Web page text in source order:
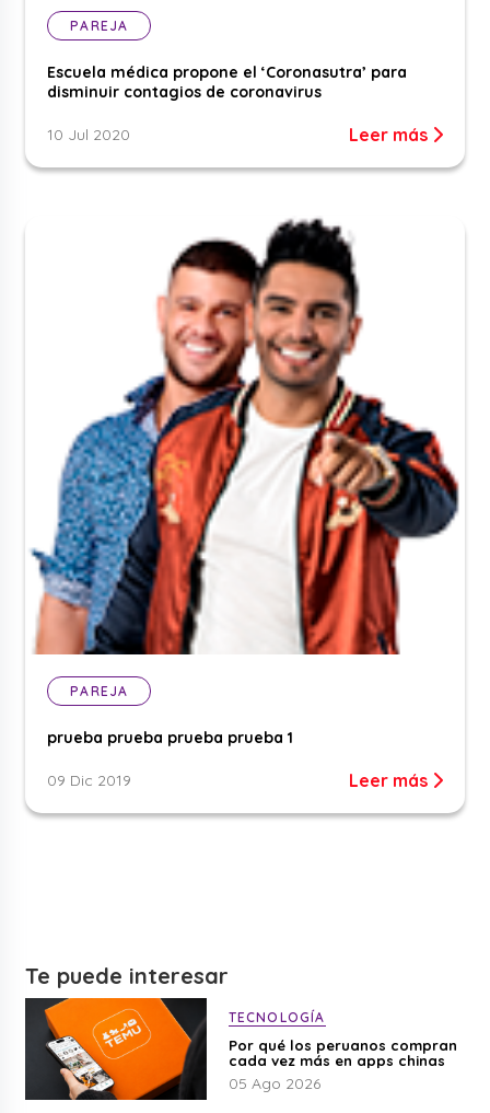
PAREJA
Escuela médica propone el ‘Coronasutra’ para
disminuir contagios de coronavirus
10 Jul 2020 Leer más
PAREJA
prueba prueba prueba prueba 1
09 Dic 2019 Leer más
Te puede interesar
TECNOLOGÍA
Por qué los peruanos compran
cada vez más en apps chinas
05 Ago 2026